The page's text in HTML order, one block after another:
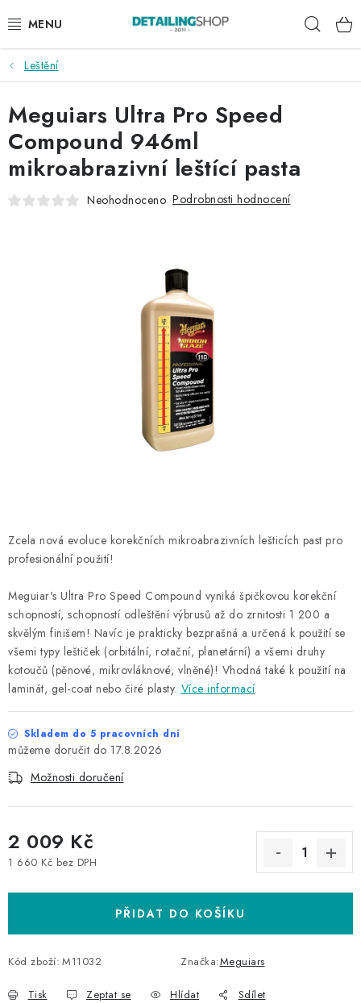
na
AKCE
NOVINKY
EXTERIÉR
INTERIÉR
DÁRKOVÉ SADY A POUKAZY
Věrnostní program
Všeobecné obchodní podmínky
Podmínky ochrany osobních údajů
Leštění
Zcela nová evoluce korekčních mikroabrazivních lešticích past pro
profesionální použití!
Meguiar's Ultra Pro Speed Compound vyniká špičkovou korekční
schopností, schopností odleštění výbrusů až do zrnitosti 1 200 a
skvělým finišem! Navíc je prakticky bezprašná a určená k použití se
všemi typy leštiček (orbitální, rotační, planetární) a všemi druhy
kotoučů (pěnové, mikrovláknové, vlněné)! Vhodná také k použití na
laminát, gel-coat nebo čiré plasty. Více informací
Skladem do 5 pracovních dní
17.8.2026
Možnosti doručení
2 009 Kč
1 660 Kč bez DPH
PŘIDAT DO KOŠÍKU
Kód zboží: M11032 Značka:Meguiars
Tisk Zeptat se Hlídat Sdílet
Meguiars Ultra Pro Speed
Compound 946ml
mikroabrazivní leštící pasta
Neohodnoceno Podrobnosti hodnocení